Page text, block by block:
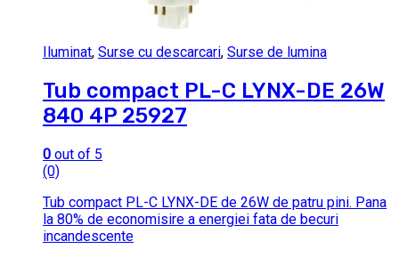
Iluminat, Surse cu descarcari, Surse de lumina
Tub compact PL-C LYNX-DE 26W
840 4P 25927
0 out of 5
(0)
Tub compact PL-C LYNX-DE de 26W de patru pini. Pana
la 80% de economisire a energiei fata de becuri
incandescente